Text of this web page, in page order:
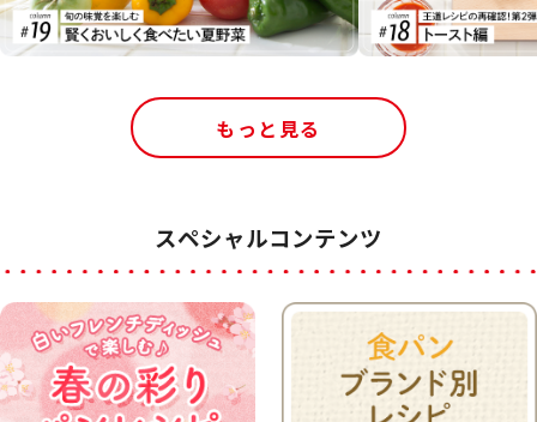
もっと見る
スペシャルコンテンツ